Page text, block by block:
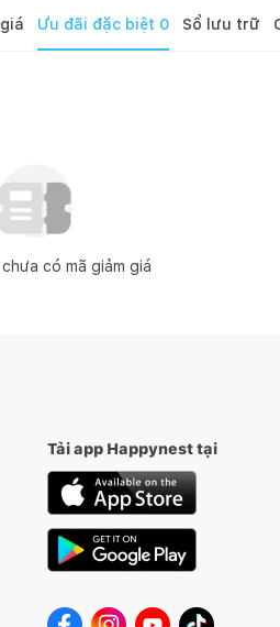
Ưu đãi đặc biệt 0 Sổ lưu trữ
có mã giảm giá
Tải app Happynest tại